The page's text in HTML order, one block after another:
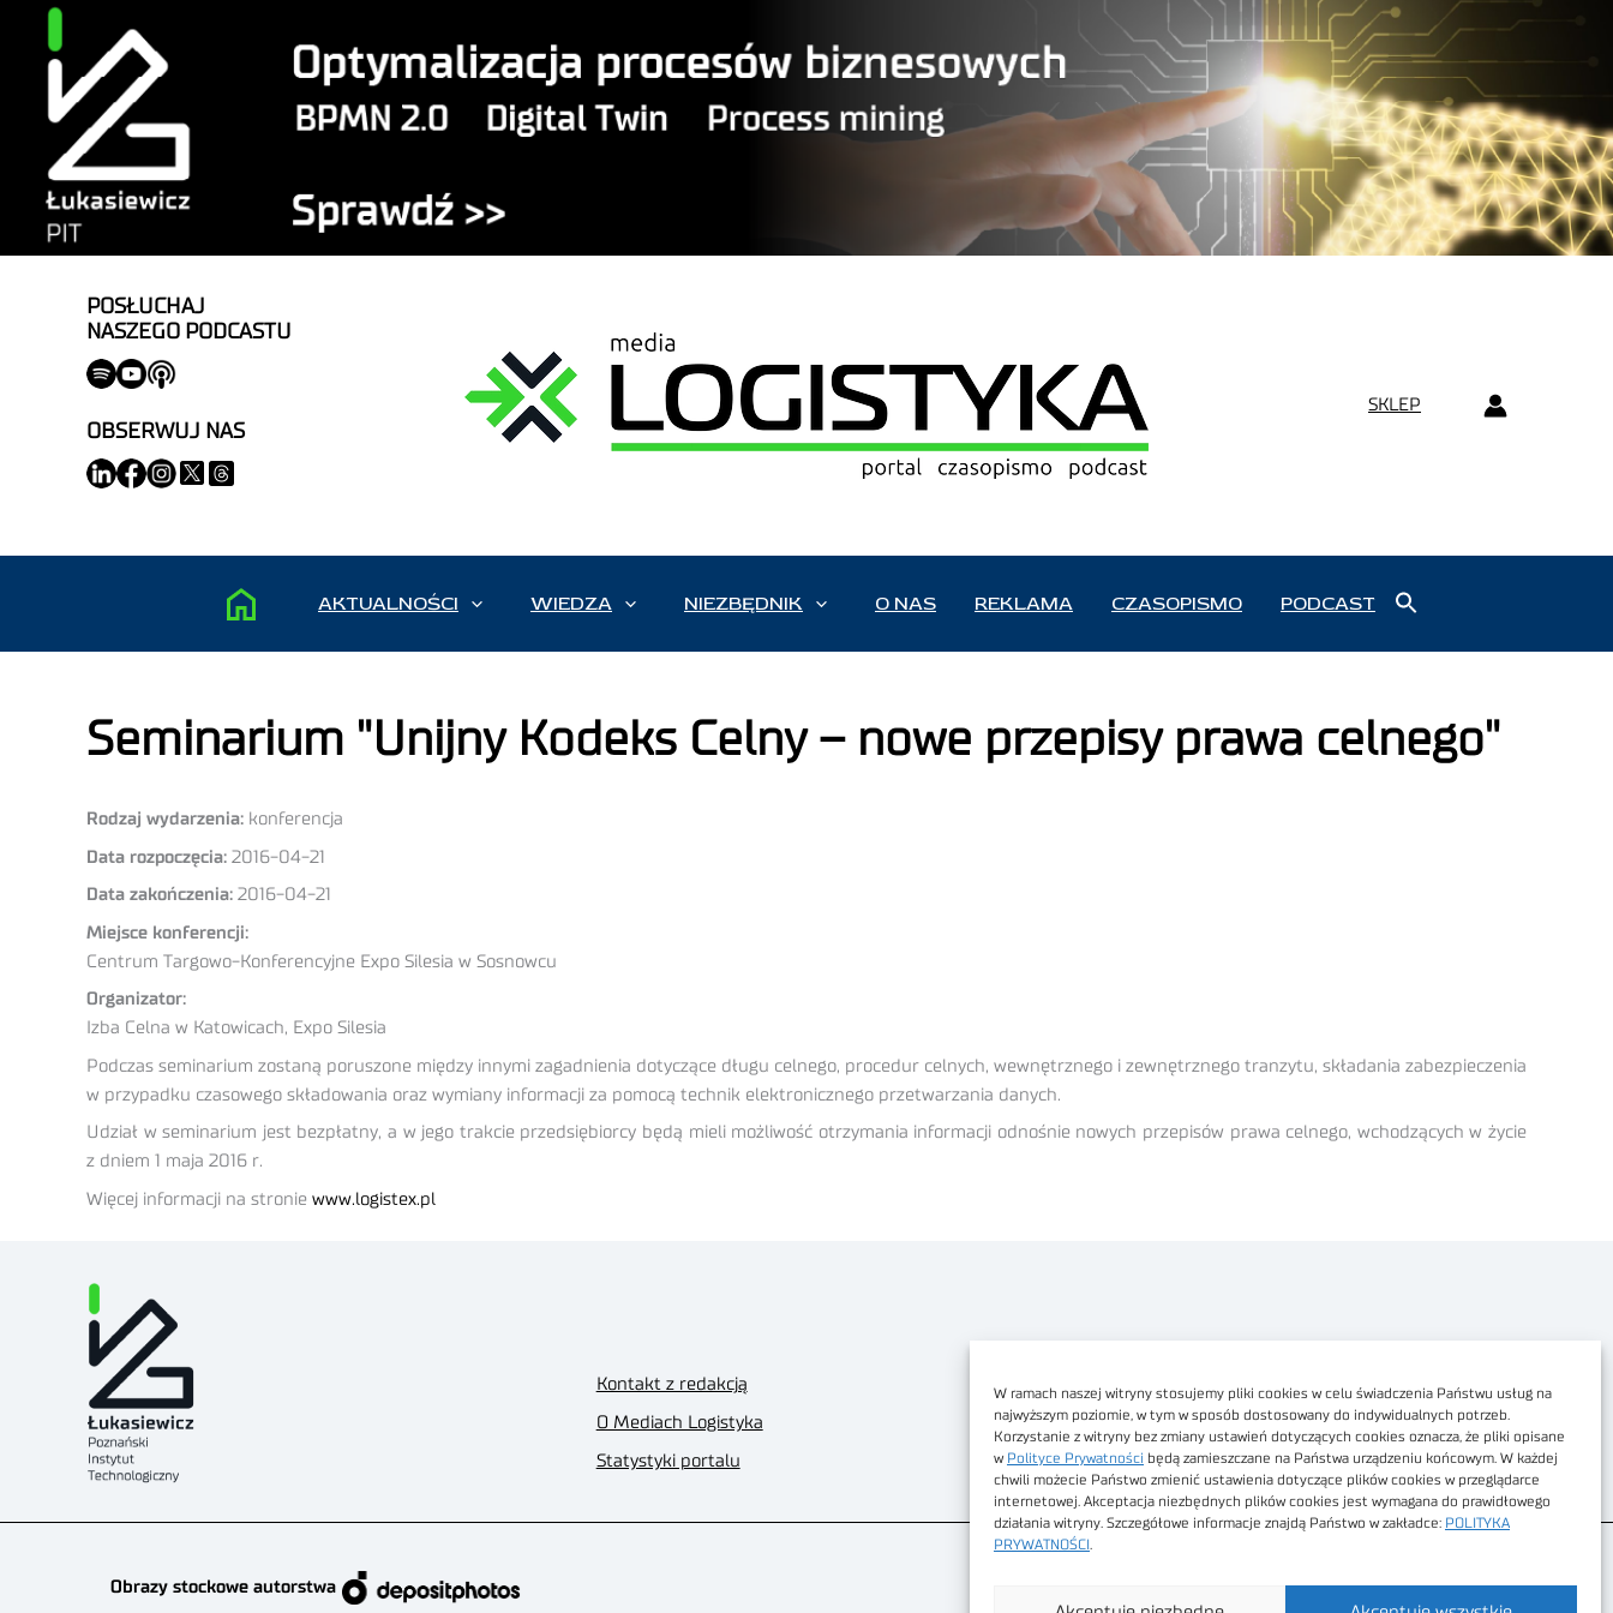
W ramach naszej witryny stosujemy pliki cookies w celu świadczenia Państwu usług na
najwyższym poziomie, w tym w sposób dostosowany do indywidualnych potrzeb.
Korzystanie z witryny bez zmiany ustawień dotyczących cookies oznacza, że pliki opisane
w Polityce Prywatności będą zamieszczane na Państwa urządzeniu końcowym. W każdej
chwili możecie Państwo zmienić ustawienia dotyczące plików cookies w przeglądarce
internetowej. Akceptacja niezbędnych plików cookies jest wymagana do prawidłowego
działania witryny. Szczegółowe informacje znajdą Państwo w zakładce: POLITYKA
PRYWATNOŚCI
POSŁUCHAJ
NASZEGO PODCASTU
OBSERWUJ NAS
SKLEP
AKTUALNOŚCI WIEDZA NIEZBĘDNIK O NAS REKLAMA CZASOPISMO PODCAST
Seminarium "Unijny Kodeks Celny – nowe przepisy prawa celnego"
Rodzaj wydarzenia: konferencja
Data rozpoczęcia: 2016-04-21
Data zakończenia: 2016-04-21
Miejsce konferencji:
Centrum Targowo-Konferencyjne Expo Silesia w Sosnowcu
Organizator:
Izba Celna w Katowicach, Expo Silesia
Podczas seminarium zostaną poruszone między innymi zagadnienia dotyczące długu celnego, procedur celnych, wewnętrznego i zewnętrznego tranzytu, składania zabezpieczenia
w przypadku czasowego składowania oraz wymiany informacji za pomocą technik elektronicznego przetwarzania danych.
Udział w seminarium jest bezpłatny, a w jego trakcie przedsiębiorcy będą mieli możliwość otrzymania informacji odnośnie nowych przepisów prawa celnego, wchodzących w życie
z dniem 1 maja 2016 r.
Więcej informacji na stronie www.logistex.pl
Kontakt z redakcją
O Mediach Logistyka
Statystyki portalu
Dostępność cyfrowa
Regulamin Portalu
Regulamin sklepu
Obrazy stockowe autorstwa